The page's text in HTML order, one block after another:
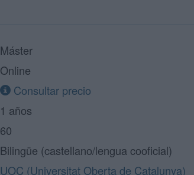
Máster
Online
Consultar precio
1 años
60
Bilingüe (castellano/lengua cooficial)
UOC (Universitat Oberta de Catalunya)